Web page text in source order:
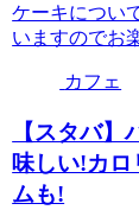
ケーキについ
いますのでお
カフェ
【スタバ
味しい!カ
ムも!